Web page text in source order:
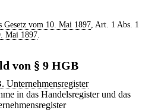
Gesetz vom 10. Mai 1897, Art. 1 Abs. 1
Mai 1897
von § 9 HGB
Unternehmensregister
in das Handelsregister und das